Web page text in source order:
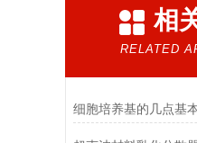
相
RELATED
细胞培养基的几点基